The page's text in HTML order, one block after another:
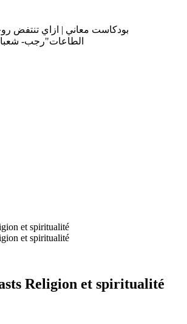
بودكاست معاني | ازاي تنتفض
الطاعات"رجب-
et spiritualité
et spiritualité
Religion et spiritualité